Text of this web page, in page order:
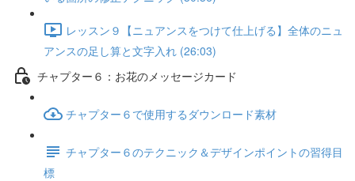
レッスン９【ニュアンスをつけて仕上げる】全体のニュ
アンスの足し算と文字入れ (26:03)
チャプター６：お花のメッセージカード
チャプター６で使用するダウンロード素材
チャプター６のテクニック＆デザインポイントの習得目
標